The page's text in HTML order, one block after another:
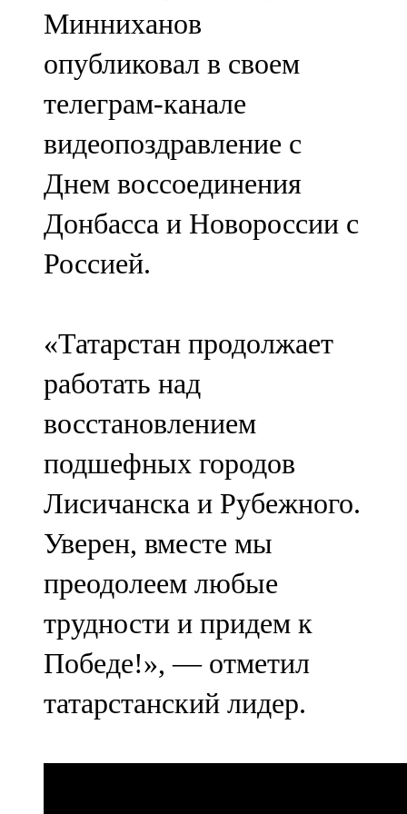
107,8 FM
Теләче
106,1 FM
Түбән Кама
102,6 FM
Чирмешән
107,7 FM
103,0 FM
Чүпрәле
91,0 FM
Шәмәрдән
102,3 FM
Яңа чишмә
107,0 FM
Яр Чаллы
105,5 FM
Минниханов
опубликовал в своем
телеграм-канале
видеопоздравление с
Днем воссоединения
Донбасса и Новороссии с
Россией.
«Татарстан продолжает
работать над
восстановлением
подшефных городов
Лисичанска и Рубежного.
Уверен, вместе мы
преодолеем любые
трудности и придем к
Победе!», — отметил
татарстанский лидер.